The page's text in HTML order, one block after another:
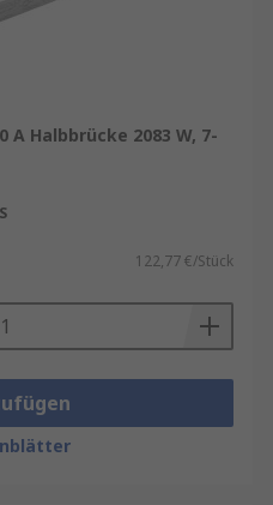
A Halbbrücke 2083 W, 7-
122,77 €/Stück